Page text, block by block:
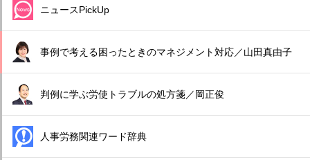
ニュースPickUp
事例で考える困ったときのマネジメント対応／山田真由子
判例に学ぶ労使トラブルの処方箋／岡正俊
人事労務関連ワード辞典